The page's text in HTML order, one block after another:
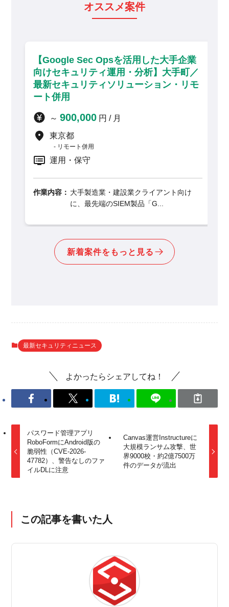
オススメ案件
Sec Opsを活用した大手企業
キュリティ運用・分析】大手町／
キュリティソリューション・リモ
900,000
円 / 月
用・保守
大手製造業・建設業クライアント向け
に、最先端のSIEM製品「G...
【
進・アド
ート併用
作業内容：
新着案件をもっと見る
最新セキュリティニュース
よかったらシェアしてね！
パスワード管理アプリ
RoboFormにAndroid版の
脆弱性（CVE-2026-
47782）、警告なしのファ
イルDLに注意
Canvas運営Instructureに
大規模ランサム攻撃、世
界9000校・約2億7500万
件のデータが流出
この記事を書いた人